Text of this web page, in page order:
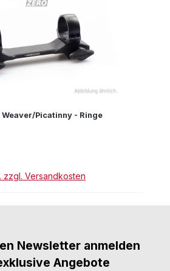
Picatinny - Ringe
zzgl. Versandkosten
Newsletter anmelden
Angebote